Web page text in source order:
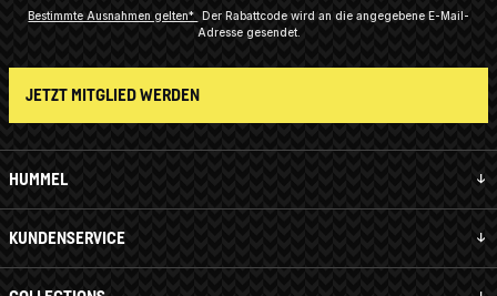
HUMMEL
KUNDENSERVICE
Bestimmte Ausnahmen gelten* Der Rabattcode wird an die angegebene E-Mail-
Adresse gesendet.
JETZT MITGLIED WERDEN